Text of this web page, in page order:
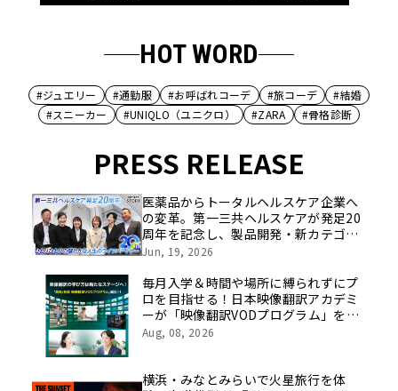
HOT WORD
#ジュエリー #通勤服 #お呼ばれコーデ #旅コーデ
#結婚
#スニーカー
#UNIQLO（ユニクロ） #ZARA #骨格診断
PRESS RELEASE
医薬品からトータルヘルスケア企業へ
の変革。第一三共ヘルスケアが発足20
周年を記念し、製品開発・新カテゴリ
挑戦の舞台や旧社統合時のエピソード
像を公開！
Jun, 19, 2026
毎月入学＆時間や場所に縛られずにプ
ロを目指せる！日本映像翻訳アカデミ
ーが「映像翻訳VODプログラム」を
2026年10月より開講！
Aug, 08, 2026
横浜・みなとみらいで火星旅行を体